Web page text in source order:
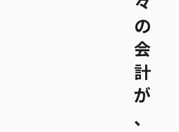
の
会
計
が
、